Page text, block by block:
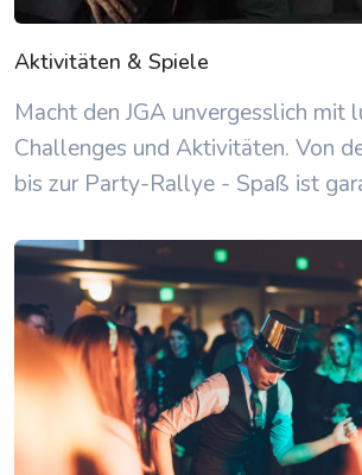
Aktivitäten & Spiele
Macht den JGA unvergesslich mit
Challenges und Aktivitäten. Von
bis zur Party-Rallye - Spaß ist